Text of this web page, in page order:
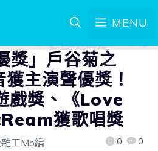
MENU
獎」戶谷菊之
主演聲優獎！
戲獎、《Love
獲歌唱獎
工Mo編 0 0